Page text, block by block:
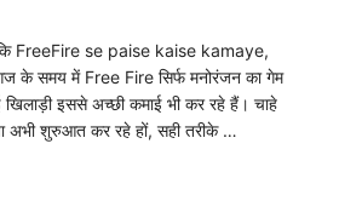
FreeFire se paise kaise kamaye,
के समय में Free Fire सिर्फ मनोरंजन का गेम
खिलाड़ी इससे अच्छी कमाई भी कर रहे हैं। चाहे
अभी शुरुआत कर रहे हों, सही तरीके …